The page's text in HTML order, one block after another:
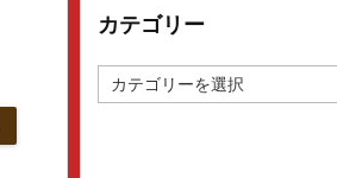
カテゴリー
テ